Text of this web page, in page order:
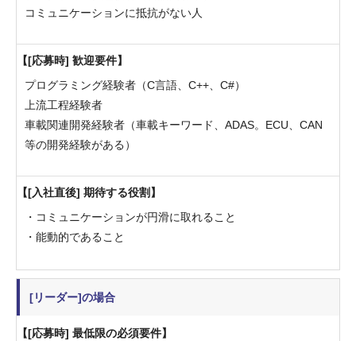
コミュニケーションに抵抗がない人
[応募時] 歓迎要件
プログラミング経験者（C言語、C++、C#）
上流工程経験者
車載関連開発経験者（車載キーワード、ADAS。ECU、CAN
等の開発経験がある）
[入社直後] 期待する役割
・コミュニケーションが円滑に取れること
・能動的であること
[リーダー]の場合
[応募時] 最低限の必須要件